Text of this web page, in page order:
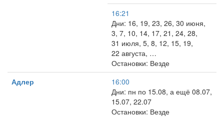
16:21
Дни: 16, 19, 23, 26, 30 июня,
3, 7, 10, 14, 17, 21, 24, 28,
31 июля, 5, 8, 12, 15, 19,
22 августа, …
Остановки: Везде
Адлер
16:00
Дни: пн по 15.08, а ещё 08.07,
15.07, 22.07
Остановки: Везде